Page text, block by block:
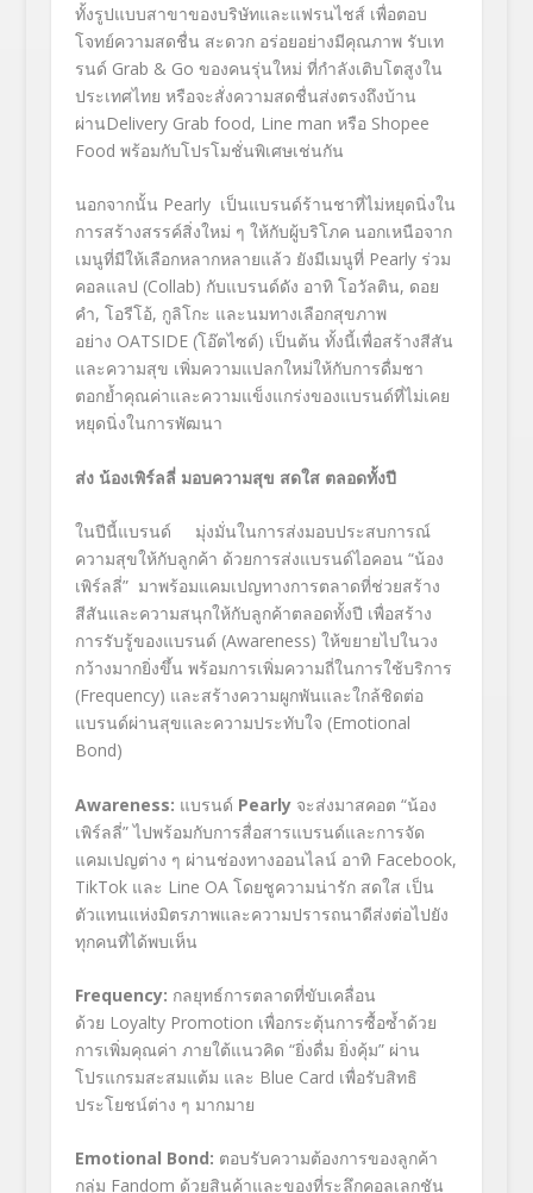
ทั้งรูปแบบสาขาของบริษัทและแฟรนไชส์ เพื่อตอบ
โจทย์ความสดชื่น สะดวก อร่อยอย่างมีคุณภาพ รับเท
รนด์ Grab & Go ของคนรุ่นใหม่ ที่กำลังเติบโตสูงใน
ประเทศไทย หรือจะสั่งความสดชื่นส่งตรงถึงบ้าน
ผ่านDelivery Grab food, Line man หรือ Shopee
Food พร้อมกับโปรโมชั่นพิเศษเช่นกัน
นอกจากนั้น Pearly เป็นแบรนด์ร้านชาที่ไม่หยุดนิ่งใน
การสร้างสรรค์สิ่งใหม่ ๆ ให้กับผู้บริโภค นอกเหนือจาก
เมนูที่มีให้เลือกหลากหลายแล้ว ยังมีเมนูที่ Pearly ร่วม
คอลแลป (Collab) กับแบรนด์ดัง อาทิ โอวัลติน, ดอย
คำ, โอรีโอ้, กูลิโกะ และนมทางเลือกสุขภาพ
อย่าง OATSIDE (โอ๊ตไซด์) เป็นต้น ทั้งนี้เพื่อสร้างสีสัน
และความสุข เพิ่มความแปลกใหม่ให้กับการดื่มชา
ตอกย้ำคุณค่าและความแข็งแกร่งของแบรนด์ที่ไม่เคย
หยุดนิ่งในการพัฒนา
ส่ง น้องเพิร์ลลี่ มอบความสุข สดใส ตลอดทั้งปี
ในปีนี้แบรนด์
มุ่งมั่นในการส่งมอบประสบการณ์
ความสุขให้กับลูกค้า ด้วยการส่งแบรนด์ไอคอน “น้อง
เพิร์ลลี่” มาพร้อมแคมเปญทางการตลาดที่ช่วยสร้าง
สีสันและความสนุกให้กับลูกค้าตลอดทั้งปี เพื่อสร้าง
การรับรู้ของแบรนด์ (Awareness) ให้ขยายไปในวง
กว้างมากยิ่งขึ้น พร้อมการเพิ่มความถี่ในการใช้บริการ
(Frequency) และสร้างความผูกพันและใกล้ชิดต่อ
แบรนด์ผ่านสุขและความประทับใจ (Emotional
Bond)
Awareness: แบรนด์ Pearlyจะส่งมาสคอต “น้อง
เพิร์ลลี่” ไปพร้อมกับการสื่อสารแบรนด์และการจัด
แคมเปญต่าง ๆ ผ่านช่องทางออนไลน์ อาทิ Facebook,
TikTok และ Line OA โดยชูความน่ารัก สดใส เป็น
ตัวแทนแห่งมิตรภาพและความปรารถนาดีส่งต่อไปยัง
ทุกคนที่ได้พบเห็น
Frequency: กลยุทธ์การตลาดที่ขับเคลื่อน
ด้วย Loyalty Promotion เพื่อกระตุ้นการซื้อซ้ำด้วย
การเพิ่มคุณค่า ภายใต้แนวคิด “ยิ่งดื่ม ยิ่งคุ้ม” ผ่าน
โปรแกรมสะสมแต้ม และ Blue Card เพื่อรับสิทธิ
ประโยชน์ต่าง ๆ มากมาย
Emotional Bond: ตอบรับความต้องการของลูกค้า
กลุ่ม Fandom ด้วยสินค้าและของที่ระลึกคอลเลกชัน